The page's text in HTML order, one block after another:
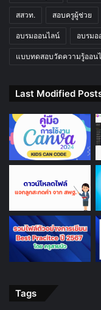
สสวท. สอบครูผู้ช่วย
อบรมออนไลน์ อบรมอ
แบบทดสอบวัดความรู้ออน
Last Modified
Tags